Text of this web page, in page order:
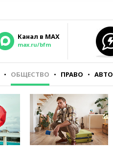
Канал в MAX
max.ru/bfm
ОБЩЕСТВО ПРАВО АВТО